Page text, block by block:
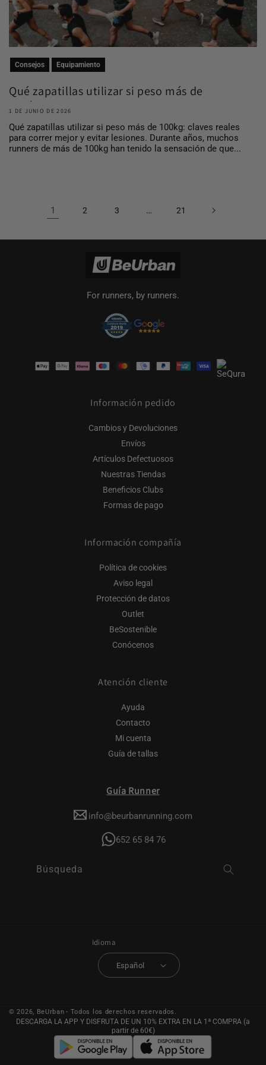
Consejos Equipamiento
Qué zapatillas utilizar si peso más de
100 kg
1 DE JUNIO DE 2026
Qué zapatillas utilizar si peso más de 100kg: claves reales
para correr mejor y evitar lesiones. Durante años, muchos
runners de más de 100kg han tenido la sensación de que...
1 2 3 … 21
For runners, by runners.
Información pedido
Cambios y Devoluciones
Envíos
Artículos Defectuosos
Nuestras Tiendas
Beneficios Clubs
Formas de pago
Información compañía
Política de cookies
Aviso legal
Protección de datos
Outlet
BeSostenible
Conócenos
Atención cliente
Ayuda
Contacto
Mi cuenta
Guía de tallas
Guía Runner
info@beurbanrunning.com
652 65 84 76
Búsqueda
Idioma
Español
© 2026, BeUrban - Todos los derechos reservados.
DESCARGA LA APP Y DISFRUTA DE UN 10% EXTRA EN LA 1ª COMPRA (a
partir de 60€)